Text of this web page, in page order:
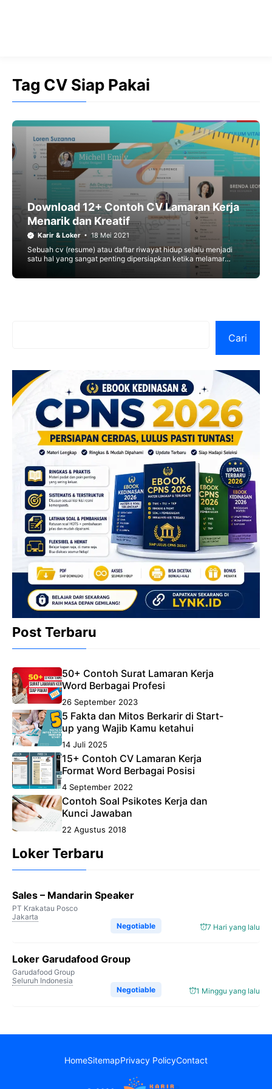
Tag CV Siap Pakai
Download 12+ Contoh CV Lamaran Kerja
Menarik dan Kreatif
Karir & Loker 18 Mei 2021
Sebuah cv (resume) atau daftar riwayat hidup selalu menjadi
satu hal yang sangat penting dipersiapkan ketika melamar
sebuah pekerjaan. Mari kita lihat contoh cv lamaran
Cari
Post Terbaru
50+ Contoh Surat Lamaran Kerja
Word Berbagai Profesi
26 September 2023
5 Fakta dan Mitos Berkarir di Start-
up yang Wajib Kamu ketahui
14 Juli 2025
15+ Contoh CV Lamaran Kerja
Format Word Berbagai Posisi
4 September 2022
Contoh Soal Psikotes Kerja dan
Kunci Jawaban
22 Agustus 2018
Loker Terbaru
Sales – Mandarin Speaker
PT Krakatau Posco
Jakarta
7 Hari yang lalu
Negotiable
Loker Garudafood Group
Garudafood Group
Seluruh Indonesia
1 Minggu yang lalu
Negotiable
HomeSitemapPrivacy PolicyContact